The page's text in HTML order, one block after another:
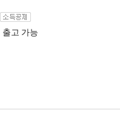
출고 가능